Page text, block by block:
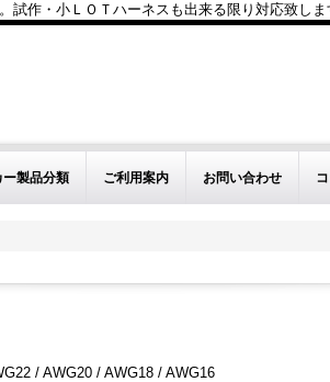
作・小ＬＯＴハーネスも出来る限り対応致しま
製品分類 ご利用案内 お問い合わせ
/ AWG20 / AWG18 / AWG16